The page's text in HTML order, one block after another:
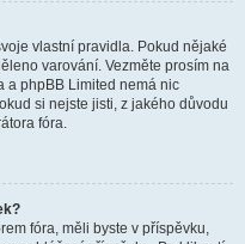
vlastní pravidla. Pokud nějaké
varování. Vezměte prosím na
a phpBB Limited nemá nic
si nejste jisti, z jakého důvodu
fóra.
fóra, měli byste v příspěvku,